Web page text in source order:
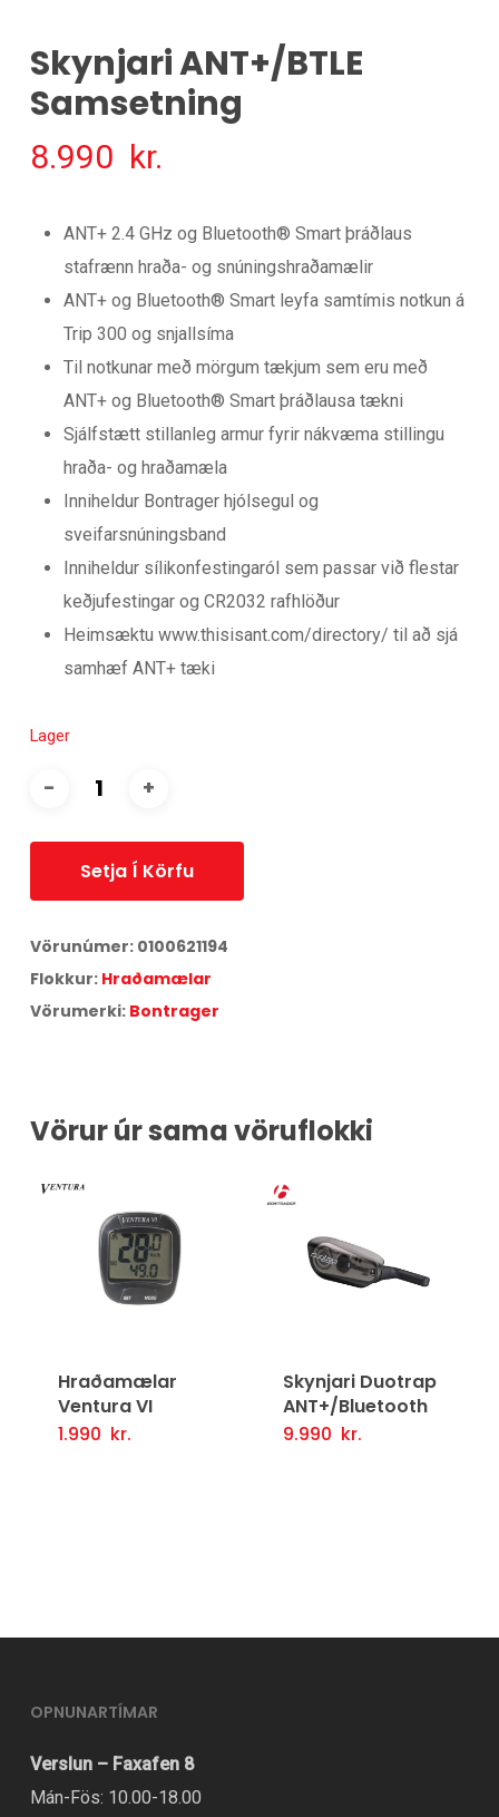
Skynjari ANT+/BTLE
Samsetning
8.990 kr.
ANT+ 2.4 GHz og Bluetooth® Smart þráðlaus
stafrænn hraða- og snúningshraðamælir
ANT+ og Bluetooth® Smart leyfa samtímis notkun á
Trip 300 og snjallsíma
Til notkunar með mörgum tækjum sem eru með
ANT+ og Bluetooth® Smart þráðlausa tækni
Sjálfstætt stillanleg armur fyrir nákvæma stillingu
hraða- og hraðamæla
Inniheldur Bontrager hjólsegul og
sveifarsnúningsband
Inniheldur sílikonfestingaról sem passar við flestar
keðjufestingar og CR2032 rafhlöður
Heimsæktu www.thisisant.com/directory/ til að sjá
samhæf ANT+ tæki
Lager
Setja Í Körfu
Vörunúmer: 0100621194
Flokkur: Hraðamælar
Vörumerki: Bontrager
Vörur úr sama vöruflokki
Hraðamælar
Ventura VI
1.990 kr.
Setja Í Körfu
Skynjari Duotrap
ANT+/Bluetooth
9.990 kr.
Setja Í Körfu
OPNUNARTÍMAR
Verslun – Faxafen 8
Mán-Fös: 10.00-18.00